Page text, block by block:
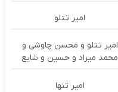
امیر تتلو
امیر تتلو و محسن چاوشی و
محمد میراد و حسین و شایع
امیر تنها